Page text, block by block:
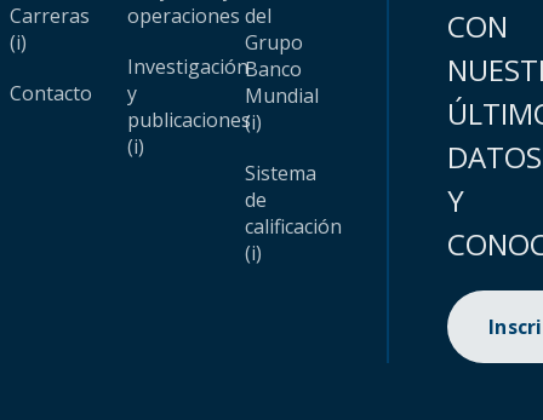
Carreras
(i)
Contacto
operaciones
Investigación
y
publicaciones
(i)
del
Grupo
Banco
Mundial
(i)
Sistema
de
calificación
(i)
CON
DATOS
Y